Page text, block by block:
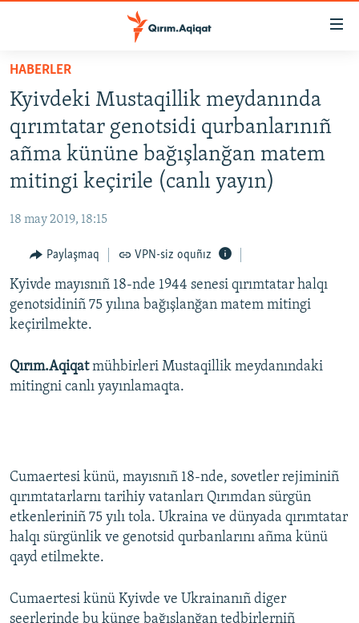
Esas
qaytmaq
Baş
navigatsiyağa
qaytmaq
Qıdıruvğa
HABERLER
SİYASET
İQTİSADİYAT
CEMİYET
İNSAN AQLARI
VİDEO
SÜRET
BLOGLAR
Русский
RFE/RS bütün saytları
HABERLER
Kyivdeki Mustaqillik meydanında
qırımtatar genotsidi qurbanlarınıñ
añma kününe bağışlanğan matem
mitingi keçirile (canlı yayın)
18 may 2019, 18:15
Paylaşmaq VPN-siz oquñız
Kyivde mayısnıñ 18-nde 1944 senesi qırımtatar halqı
genotsidiniñ 75 yılına bağışlanğan matem mitingi
keçirilmekte.
Qırım.Aqiqatmühbirleri Mustaqillik meydanındaki
mitingni canlı yayınlamaqta.
Cumaertesi künü, mayısnıñ 18-nde, sovetler rejiminiñ
qırımtatarlarnı tarihiy vatanları Qırımdan sürgün
etkenleriniñ 75 yılı tola. Ukraina ve dünyada qırımtatar
halqı sürgünlik ve genotsid qurbanlarını añma künü
qayd etilmekte.
Cumaertesi künü Kyivde ve Ukrainanıñ diger
şeerlerinde bu künge bağışlanğan tedbirlerniñ